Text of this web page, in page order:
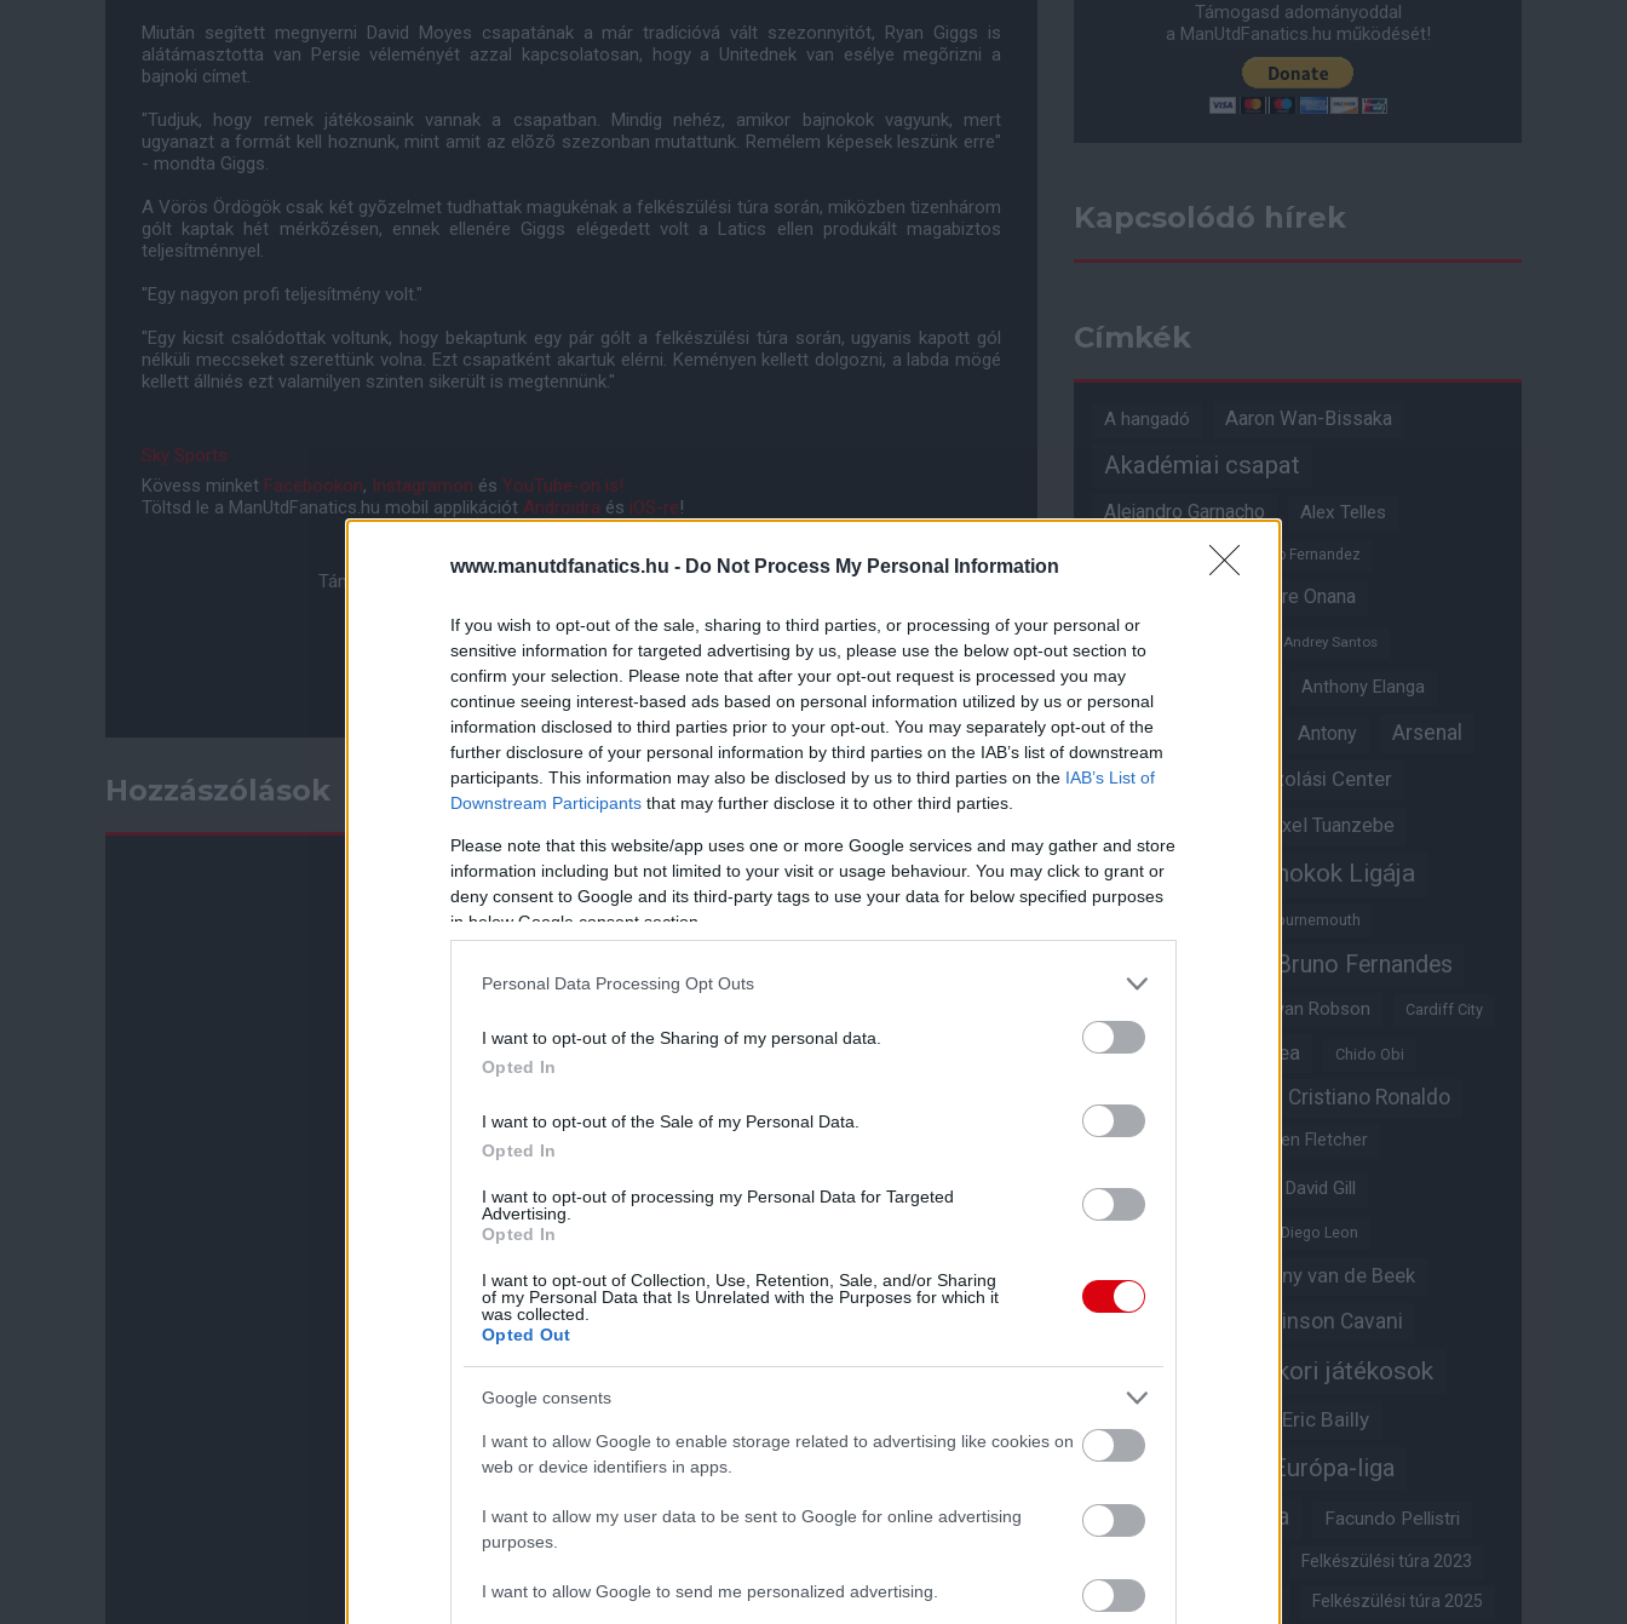
www.manutdfanatics.hu - Do Not Process My Personal Information
If you wish to opt-out of the sale, sharing to third parties, or processing of your personal or
sensitive information for targeted advertising by us, please use the below opt-out section to
confirm your selection. Please note that after your opt-out request is processed you may
continue seeing interest-based ads based on personal information utilized by us or personal
information disclosed to third parties prior to your opt-out. You may separately opt-out of the
further disclosure of your personal information by third parties on the IAB’s list of downstream
participants. This information may also be disclosed by us to third parties on the IAB’s List of
Downstream Participants that may further disclose it to other third parties.
Please note that this website/app uses one or more Google services and may gather and store
information including but not limited to your visit or usage behaviour. You may click to grant or
deny consent to Google and its third-party tags to use your data for below specified purposes
in below Google consent section.
Personal Data Processing Opt Outs
I want to opt-out of the Sharing of my personal data.
Opted In
I want to opt-out of the Sale of my Personal Data.
Opted In
I want to opt-out of processing my Personal Data for Targeted
Advertising.
Opted In
I want to opt-out of Collection, Use, Retention, Sale, and/or Sharing
of my Personal Data that Is Unrelated with the Purposes for which it
was collected.
Opted Out
Google consents
I want to allow Google to enable storage related to advertising like cookies on
web or device identifiers in apps.
I want to allow my user data to be sent to Google for online advertising
purposes.
I want to allow Google to send me personalized advertising.
Miután segített megnyerni David Moyes csapatának a már tradícióvá vált szezonnyitót, Ryan Giggs is
alátámasztotta van Persie véleményét azzal kapcsolatosan, hogy a Unitednek van esélye megõrizni a
bajnoki címet.
"Tudjuk, hogy remek játékosaink vannak a csapatban. Mindig nehéz, amikor bajnokok vagyunk, mert
ugyanazt a formát kell hoznunk, mint amit az elõzõ szezonban mutattunk. Remélem képesek leszünk erre"
- mondta Giggs.
A Vörös Ördögök csak két gyõzelmet tudhattak magukénak a felkészülési túra során, miközben tizenhárom
gólt kaptak hét mérkõzésen, ennek ellenére Giggs elégedett volt a Latics ellen produkált magabiztos
teljesítménnyel.
"Egy nagyon profi teljesítmény volt."
"Egy kicsit csalódottak voltunk, hogy bekaptunk egy pár gólt a felkészülési túra során, ugyanis kapott gól
nélküli meccseket szerettünk volna. Ezt csapatként akartuk elérni. Keményen kellett dolgozni, a labda mögé
kellett állniés ezt valamilyen szinten sikerült is megtennünk."
Sky Sports
Kövess minket Facebookon, Instagramon és YouTube-on is!
Töltsd le a ManUtdFanatics.hu mobil applikációt Androidra és iOS-re!
Támogasd adományoddal a ManUtdFanatics.hu működését!
Hozzászólások
Támogasd adományoddal
a ManUtdFanatics.hu működését!
Kapcsolódó hírek
Címkék
A hangadó Aaron Wan-Bissaka
Akadémiai csapat
Alejandro Garnacho Alex Telles
Alvaro Fernandez
Andre Onana
Andreas Pereira
Andrey Santos
Angol válogatott Anthony Elanga
Anthony Martial Antony Arsenal
Aston Villa Átigazolási Center
Axel Tuanzebe
Ayden Heaven Bajnokok Ligája
Bournemouth
Bruno Fernandes
Bryan Robson Cardiff City
Casemiro Chelsea Chido Obi
Cristiano Ronaldo
Crystal Palace Darren Fletcher
David De Gea David Gill
Diego Leon
Diogo Dalot
Donny van de Beek
Edinson Cavani
Edzői stáb Egykori játékosok
Eric Bailly
Erik ten Hag Európa-liga
Everton FA-kupa Facundo Pellistri
Felkészülési túra 2023
Felkészülési túra 2024 Felkészülési túra 2025